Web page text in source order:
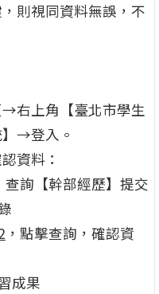
則視同資料無誤，不
右上角【臺北市學生
→登入。
資料：
詢【幹部經歷】提交
，點擊查詢，確認資
成果